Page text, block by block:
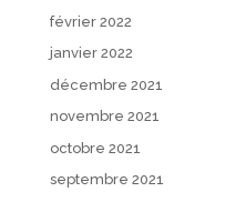
février 2022
janvier 2022
décembre 2021
novembre 2021
octobre 2021
septembre 2021